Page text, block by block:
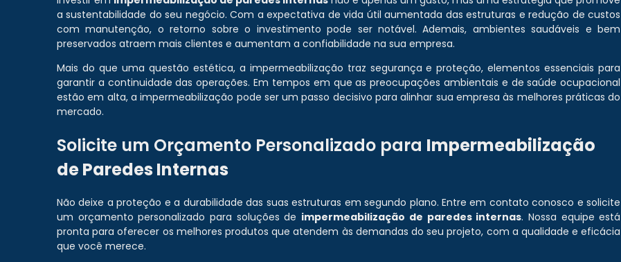
a sustentabilidade do seu negócio. Com a expectativa de vida útil aumentada das estruturas e redução de custos
com manutenção, o retorno sobre o investimento pode ser notável. Ademais, ambientes saudáveis e bem
preservados atraem mais clientes e aumentam a confiabilidade na sua empresa.
Mais do que uma questão estética, a impermeabilização traz segurança e proteção, elementos essenciais para
garantir a continuidade das operações. Em tempos em que as preocupações ambientais e de saúde ocupacional
estão em alta, a impermeabilização pode ser um passo decisivo para alinhar sua empresa às melhores práticas do
mercado.
Solicite um Orçamento Personalizado para Impermeabilização
de Paredes Internas
Não deixe a proteção e a durabilidade das suas estruturas em segundo plano. Entre em contato conosco e solicite
um orçamento personalizado para soluções de impermeabilização de paredes internas. Nossa equipe está
pronta para oferecer os melhores produtos que atendem às demandas do seu projeto, com a qualidade e eficácia
que você merece.